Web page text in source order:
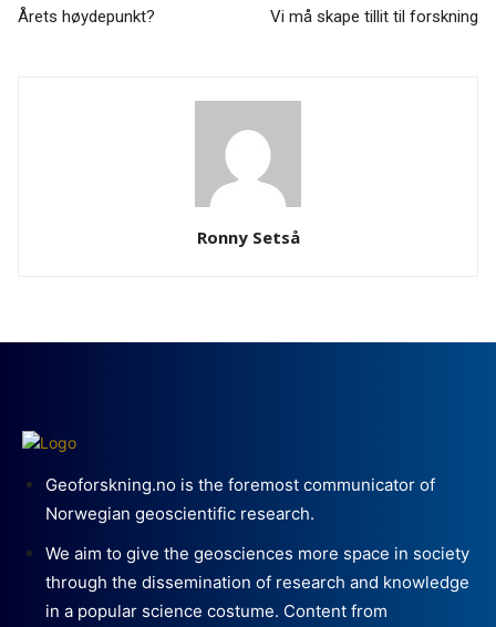
Årets høydepunkt? Vi må skape tillit til forskning
Ronny Setså
Geoforskning.no is the foremost communicator of
Norwegian geoscientific research.
We aim to give the geosciences more space in society
through the dissemination of research and knowledge
in a popular science costume. Content from